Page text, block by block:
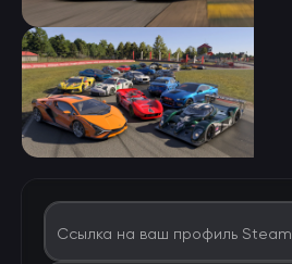
Ссылка на ваш профиль Steam